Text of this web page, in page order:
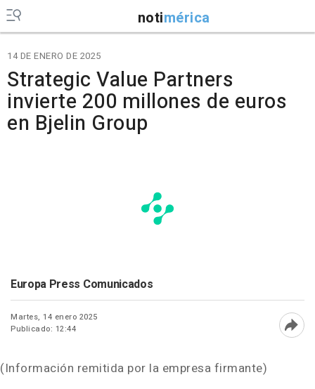
notimérica
14 DE ENERO DE 2025
Strategic Value Partners
invierte 200 millones de euros
en Bjelin Group
Europa Press Comunicados
Martes, 14 enero 2025
Publicado: 12:44
(Información remitida por la empresa firmante)